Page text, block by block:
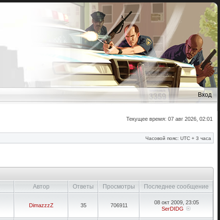
Вход
Текущее время: 07 авг 2026, 02:01
Часовой пояс: UTC + 3 часа
Автор Ответы Просмотры Последнее сообщение
DimazzzZ 35 706911
08 окт 2009, 23:05
SerDIDG